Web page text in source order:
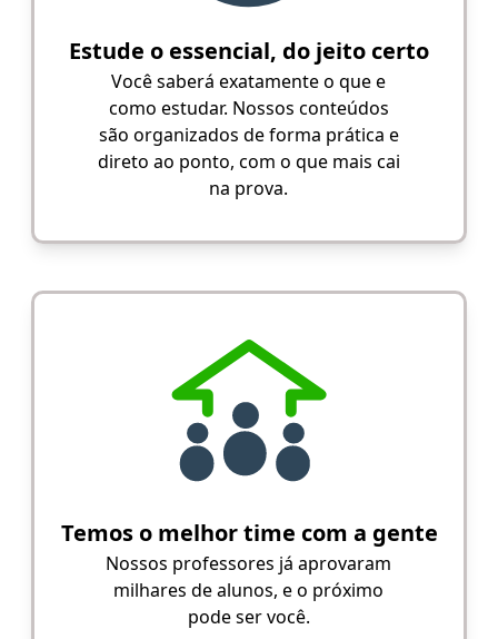
Estude o essencial, do jeito certo
Você saberá exatamente o que e
como estudar. Nossos conteúdos
são organizados de forma prática e
direto ao ponto, com o que mais cai
na prova.
Temos o melhor time com a gente
Nossos professores já aprovaram
milhares de alunos, e o próximo
pode ser você.